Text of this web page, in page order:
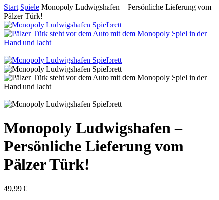
Start Spiele Monopoly Ludwigshafen – Persönliche Lieferung vom
Pälzer Türk!
Monopoly Ludwigshafen –
Persönliche Lieferung vom
Pälzer Türk!
49,99 €